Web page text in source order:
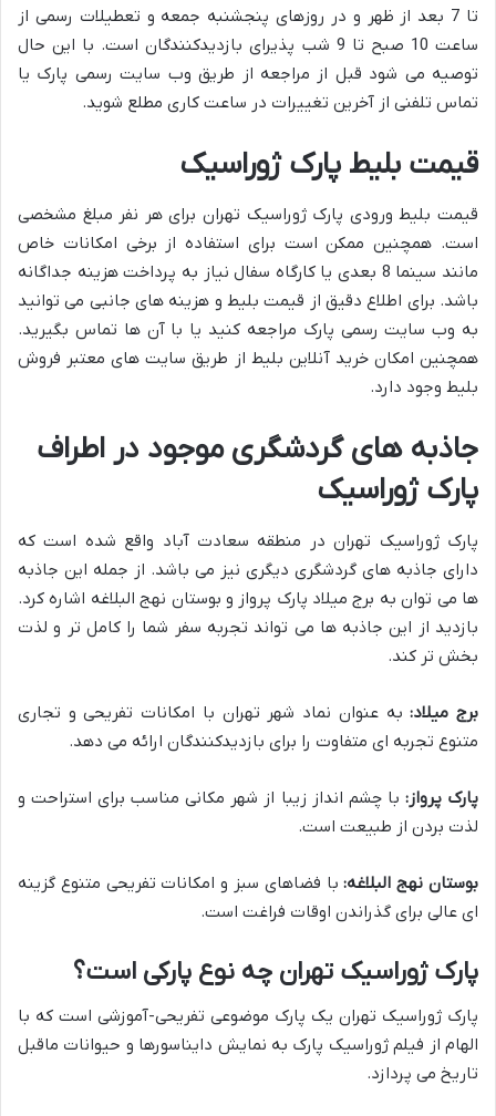
تا 7 بعد از ظهر و در روزهای پنجشنبه جمعه و تعطیلات رسمی از
ساعت 10 صبح تا 9 شب پذیرای بازدیدکنندگان است. با این حال
توصیه می شود قبل از مراجعه از طریق وب سایت رسمی پارک یا
تماس تلفنی از آخرین تغییرات در ساعت کاری مطلع شوید.
قیمت بلیط پارک ژوراسیک
قیمت بلیط ورودی پارک ژوراسیک تهران برای هر نفر مبلغ مشخصی
است. همچنین ممکن است برای استفاده از برخی امکانات خاص
مانند سینما 8 بعدی یا کارگاه سفال نیاز به پرداخت هزینه جداگانه
باشد. برای اطلاع دقیق از قیمت بلیط و هزینه های جانبی می توانید
به وب سایت رسمی پارک مراجعه کنید یا با آن ها تماس بگیرید.
همچنین امکان خرید آنلاین بلیط از طریق سایت های معتبر فروش
بلیط وجود دارد.
جاذبه های گردشگری موجود در اطراف
پارک ژوراسیک
پارک ژوراسیک تهران در منطقه سعادت آباد واقع شده است که
دارای جاذبه های گردشگری دیگری نیز می باشد. از جمله این جاذبه
ها می توان به برج میلاد پارک پرواز و بوستان نهج البلاغه اشاره کرد.
بازدید از این جاذبه ها می تواند تجربه سفر شما را کامل تر و لذت
بخش تر کند.
برج میلاد:به عنوان نماد شهر تهران با امکانات تفریحی و تجاری
متنوع تجربه ای متفاوت را برای بازدیدکنندگان ارائه می دهد.
پارک پرواز: با چشم انداز زیبا از شهر مکانی مناسب برای استراحت و
لذت بردن از طبیعت است.
بوستان نهج البلاغه:با فضاهای سبز و امکانات تفریحی متنوع گزینه
ای عالی برای گذراندن اوقات فراغت است.
پارک ژوراسیک تهران چه نوع پارکی است؟
پارک ژوراسیک تهران یک پارک موضوعی تفریحی-آموزشی است که با
الهام از فیلم ژوراسیک پارک به نمایش دایناسورها و حیوانات ماقبل
تاریخ می پردازد.